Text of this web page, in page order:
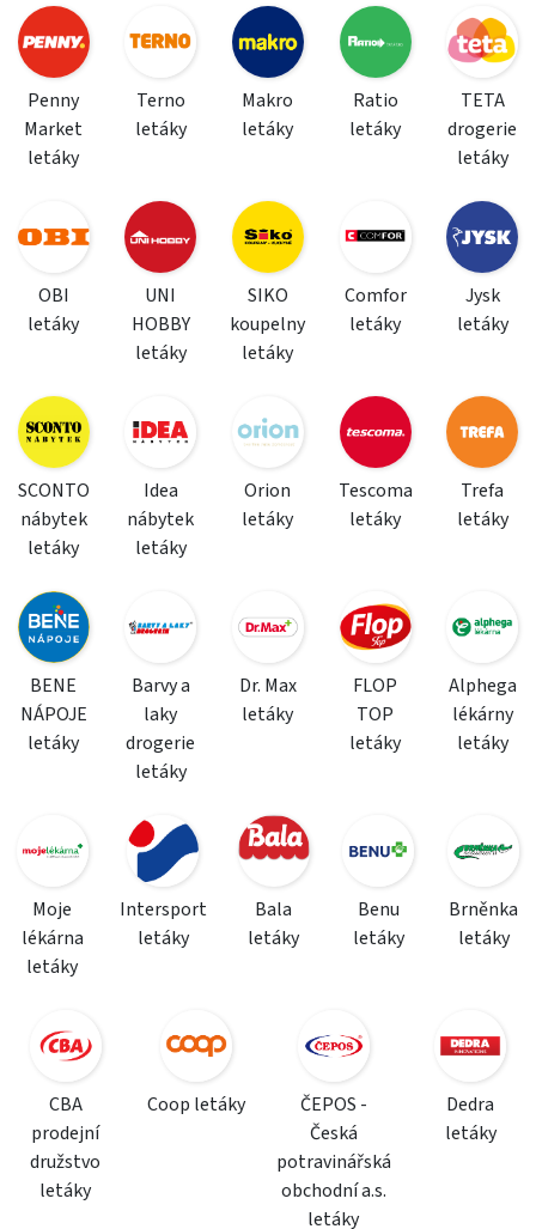
Penny
Market
letáky
Terno
letáky
Makro
letáky
Ratio
letáky
TETA
drogerie
letáky
OBI
letáky
UNI
HOBBY
letáky
SIKO
koupelny
letáky
Comfor
letáky
Jysk
letáky
SCONTO
nábytek
letáky
Idea
nábytek
letáky
Orion
letáky
Tescoma
letáky
Trefa
letáky
BENE
NÁPOJE
letáky
Barvy a
laky
drogerie
letáky
Dr. Max
letáky
FLOP
TOP
letáky
Alphega
lékárny
letáky
Moje
lékárna
letáky
Intersport
letáky
Bala
letáky
Benu
letáky
Brněnka
letáky
CBA
prodejní
družstvo
letáky
Coop letáky
ČEPOS -
Česká
potravinářská
obchodní a.s.
letáky
Dedra
letáky